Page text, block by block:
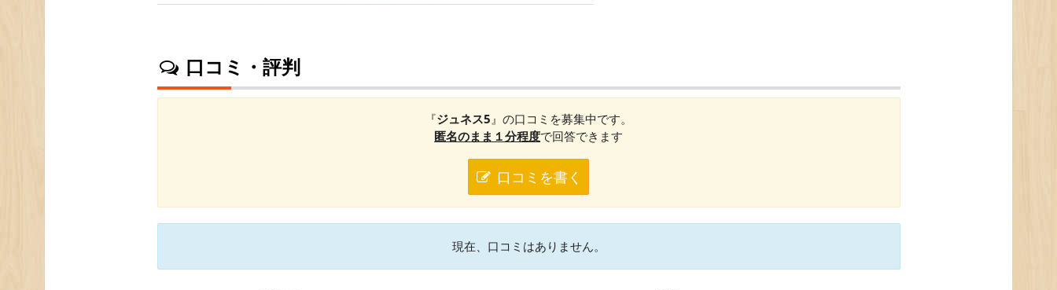
口コミ・評判
『ジュネス5 』の口コミを募集中です。
匿名のまま１分程度で回答できます
口コミを書く
現在、口コミはありません。